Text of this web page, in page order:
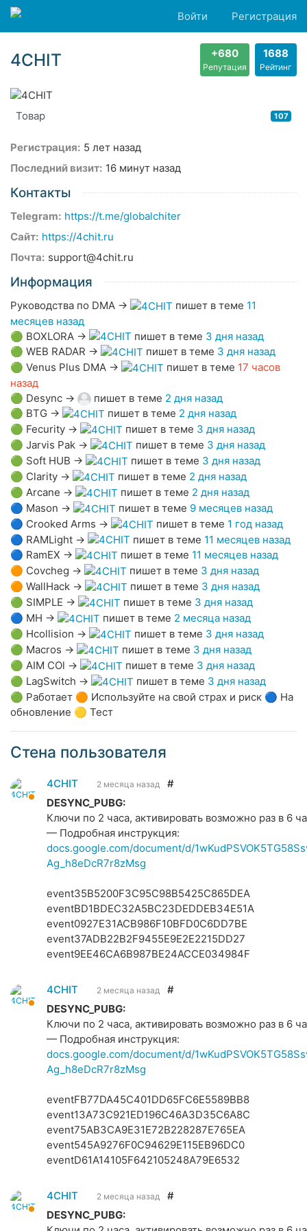
Войти Регистрация
4CHIT +680
Репутация
1688
Рейтинг
Товар 107
Регистрация: 5 лет назад
Последний визит: 16 минут назад
Контакты
Telegram: https://t.me/globalchiter
Сайт: https://4chit.ru
Почта: support@4chit.ru
Информация
Руководства по DMA → пишет в теме 11
месяцев назад
🟢 BOXLORA → пишет в теме 3 дня назад
🟢 WEB RADAR → пишет в теме 3 дня назад
🟢 Venus Plus DMA → пишет в теме 17 часов
назад
🟢 Desync → пишет в теме 2 дня назад
🟢 BTG → пишет в теме 2 дня назад
🟢 Fecurity → пишет в теме 3 дня назад
🟢 Jarvis Pak → пишет в теме 3 дня назад
🟢 Soft HUB → пишет в теме 3 дня назад
🟢 Clarity → пишет в теме 2 дня назад
🟢 Arcane → пишет в теме 2 дня назад
🔵 Mason → пишет в теме 9 месяцев назад
🔵 Crooked Arms → пишет в теме 1 год назад
🔵 RAMLight → пишет в теме 11 месяцев назад
🔵 RamEX → пишет в теме 11 месяцев назад
🟠 Covcheg → пишет в теме 3 дня назад
🟠 WallHack → пишет в теме 3 дня назад
🟢 SIMPLE → пишет в теме 3 дня назад
🔵 MH → пишет в теме 2 месяца назад
🟢 Hcollision → пишет в теме 3 дня назад
🟢 Macros → пишет в теме 3 дня назад
🟢 AIM COl → пишет в теме 3 дня назад
🟢 LagSwitch → пишет в теме 3 дня назад
🟢 Работает 🟠 Используйте на свой страх и риск 🔵 На
обновление 🟡 Тест
Стена пользователя
4CHIT 2 месяца назад
#
DESYNC_PUBG:
Ключи по 2 часа, активировать возможно раз в 6
— Подробная инструкция:
docs.google.com/document/d/
Ag_h8eDcR7r8zMsg
event35B5200F3C95C98B5425C865DEA
eventBD1BDEC32A5BC23DEDDEB34E51A
event0927E31ACB986F10BFD0C6DD7BE
event37ADB22B2F9455E9E2E2215DD27
event9EE46CA6B987BE24ACCE034984F
4CHIT 2 месяца назад
#
DESYNC_PUBG:
Ключи по 2 часа, активировать возможно раз в 6
— Подробная инструкция:
docs.google.com/document/d/
Ag_h8eDcR7r8zMsg
eventFB77DA45C401DD65FC6E5589BB8
event13A73C921ED196C46A3D35C6A8C
event75AB3CA9E31E72B228287E765EA
event545A9276F0C94629E115EB96DC0
eventD61A14105F642105248A79E6532
4CHIT 2 месяца назад
#
DESYNC_PUBG: